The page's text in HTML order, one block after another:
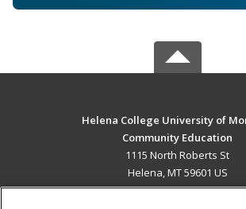
Helena College University of
Community Education
1115 North Roberts St
Helena, MT 59601 US